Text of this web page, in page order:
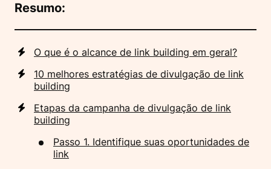
Resumo:
O que é o alcance de link building em geral?
10 melhores estratégias de divulgação de link
building
Etapas da campanha de divulgação de link
building
Passo 1. Identifique suas oportunidades de
link